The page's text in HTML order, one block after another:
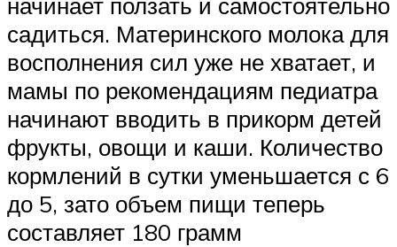
садиться. Материнского молока для
восполнения сил уже не хватает, и
мамы по рекомендациям педиатра
начинают вводить в прикорм детей
фрукты, овощи и каши. Количество
кормлений в сутки уменьшается с 6
до 5, зато объем пищи теперь
составляет 180 грамм